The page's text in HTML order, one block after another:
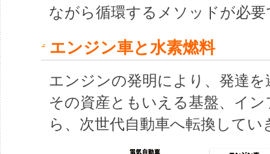
ながら循環するメソッドが必
エンジン車と水素燃料
エンジンの発明により、発達
その資産ともいえる基盤、イ
ら、次世代自動車へ転換してい